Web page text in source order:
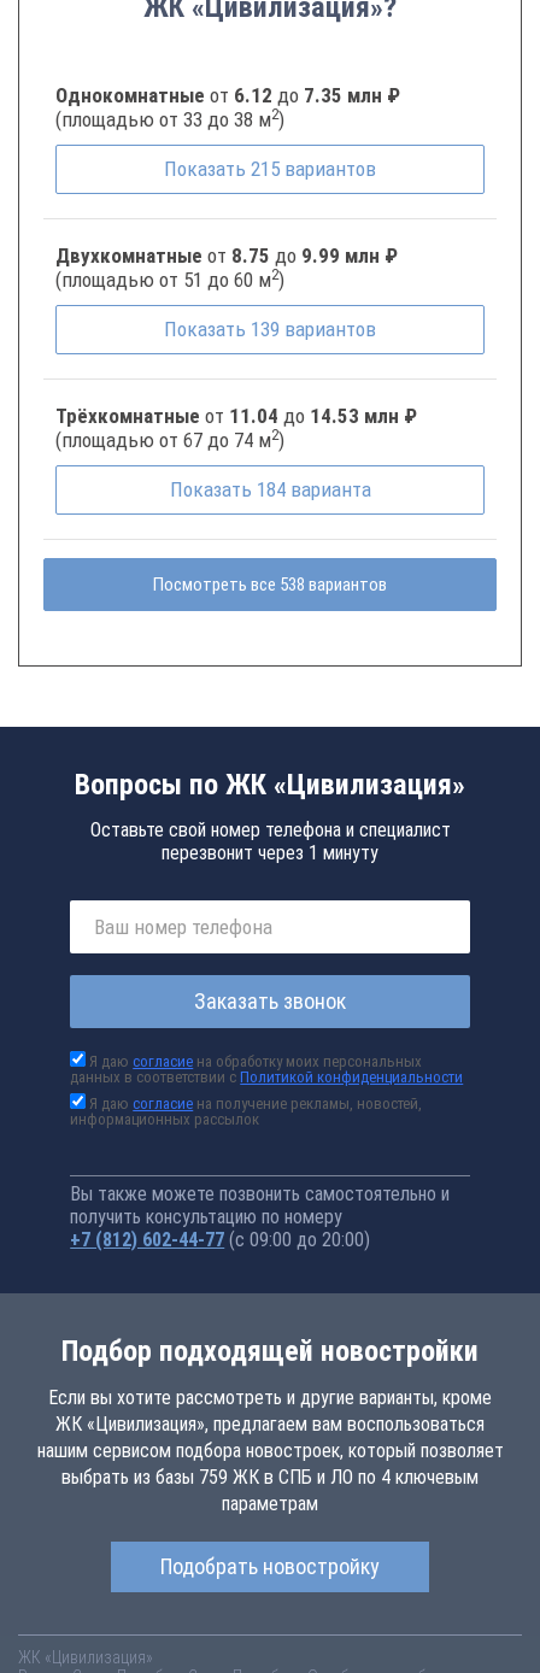
ЖК «Цивилизация»?
Однокомнатные от 6.12 до 7.35 млн ₽
(площадью от 33 до 38 м2)
Показать 215 вариантов
Двухкомнатные от 8.75 до 9.99 млн ₽
(площадью от 51 до 60 м2)
Показать 139 вариантов
Трёхкомнатные от 11.04 до 14.53 млн ₽
(площадью от 67 до 74 м2)
Показать 184 варианта
Посмотреть все 538 вариантов
Вопросы по ЖК «Цивилизация»
Оставьте свой номер телефона и специалист
перезвонит через 1 минуту
Заказать звонок
Я даюсогласие на обработку моих персональных
данных в соответствии сПолитикой конфиденциальности
Я даюсогласие на получение рекламы, новостей,
информационных рассылок
Вы также можете позвонить самостоятельно и
получить консультацию по номеру
+7 (812) 602-44-77 (с 09:00 до 20:00)
Подбор подходящей новостройки
Если вы хотите рассмотреть и другие варианты, кроме
ЖК «Цивилизация», предлагаем вам воспользоваться
нашим сервисом подбора новостроек, который позволяет
выбрать из базы 759 ЖК в СПБ и ЛО по 4 ключевым
параметрам
Подобрать новостройку
ЖК «Цивилизация»